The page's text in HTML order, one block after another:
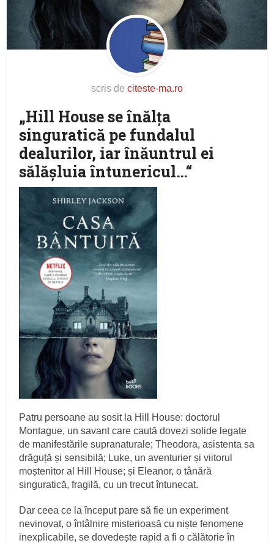
scris de citeste-ma.ro
„Hill House se înălța
singuratică pe fundalul
dealurilor, iar înăuntrul ei
sălășluia întunericul…“
Patru persoane au sosit la Hill House: doctorul
Montague, un savant care caută dovezi solide legate
de manifestările supranaturale; Theodora, asistenta sa
drăguță și sensibilă; Luke, un aventurier și viitorul
moștenitor al Hill House; și Eleanor, o tânără
singuratică, fragilă, cu un trecut întunecat.
Dar ceea ce la început pare să fie un experiment
nevinovat, o întâlnire misterioasă cu niște fenomene
inexplicabile, se dovedește rapid a fi o călătorie în